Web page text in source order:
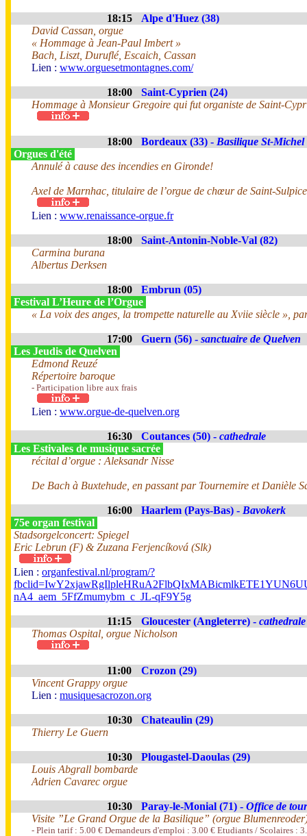
18:15
Alpe d'Huez (38)
David Cassan, orgue
« Hommage à Jean-Paul Imbert »
Bach, Liszt, Duruflé, Escaich, Cassan
Lien : www.orguesetmontagnes.com/
18:00
Saint-Cyprien (24)
Hommage à Monsieur Gregoire qui fut organiste de Saint-
18:00 Bordeaux (33) - Basilique St-Michel
Orgues d'été
Annulé à cause des incendies en Gironde!
Axel de Marnhac, titulaire de l’orgue de chœur de Saint-
Lien : www.renaissance-orgue.fr
18:00
Saint-Antonin-Noble-Val (82)
Carmina burana
Albertus Derksen
18:00
Embrun (05)
Festival L’Heure de l’Orgue
« La voix des anges, la trompette naturelle au Xviie siècle »,
17:00 Guern (56) - sanctuaire de Quelven
Les Jeudis de Quelven
Edmond Reuzé
Répertoire baroque
- Participation libre aux frais
Lien : www.orgue-de-quelven.org
16:30 Coutances (50) - cathedrale
Les Estivales de musique sacrée
récital d’orgue : Aleksandr Nisse
De Bach à Buxtehude, en passant par Tournemire et Danièle
16:00 Haarlem (Pays-Bas) - Bavokerk
75e organ festival
Stadsorgelconcert: Spiegel
Eric Lebrun (F) & Zuzana Ferjencíková (Slk)
Lien : organfestival.nl/program/?
nA4_aem_5FfZmumybm_c_JL-qF9Y5g
11:15 Gloucester (Angleterre) - cathedrale
Thomas Ospital, orgue Nicholson
11:00
Crozon (29)
Vincent Grappy orgue
Lien : musiquesacrozon.org
10:30
Chateaulin (29)
Thierry Le Guern
10:30
Plougastel-Daoulas (29)
Louis Abgrall bombarde
Adrien Cavarec orgue
10:30 Paray-le-Monial (71) - Office de
Visite ”Le Grand Orgue de la Basilique” (orgue
- Plein tarif : 5.00 € Demandeurs d'emploi : 3.00 € Etudiants / Scolaires :